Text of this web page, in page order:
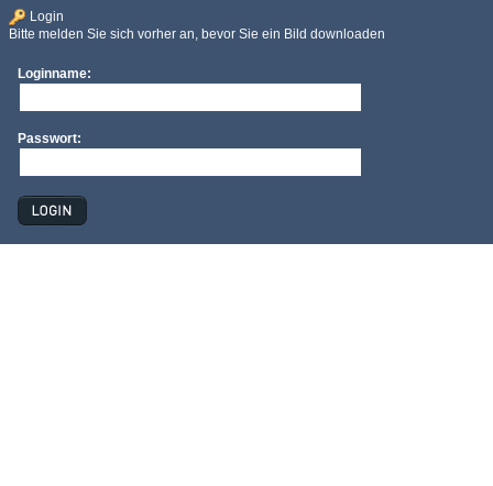
Login
Bitte melden Sie sich vorher an, bevor Sie ein Bild downloaden
Loginname:
Passwort: